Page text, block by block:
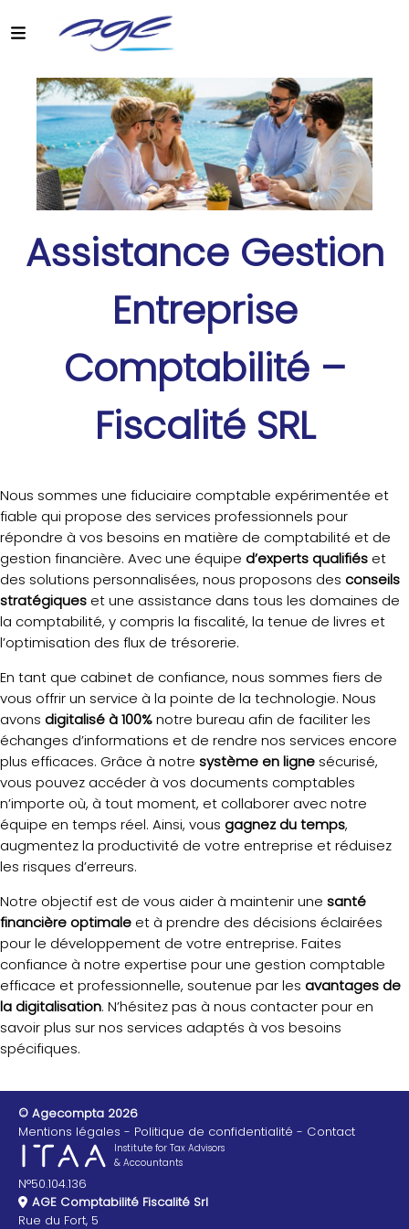
Assistance Gestion
Entreprise
Comptabilité –
Fiscalité SRL
Nous sommes une fiduciaire comptable expérimentée et
fiable qui propose des services professionnels pour
répondre à vos besoins en matière de comptabilité et de
gestion financière. Avec une équipe d’experts qualifiés et
des solutions personnalisées, nous proposons des conseils
stratégiques et une assistance dans tous les domaines de
la comptabilité, y compris la fiscalité, la tenue de livres et
l’optimisation des flux de trésorerie.
En tant que cabinet de confiance, nous sommes fiers de
vous offrir un service à la pointe de la technologie. Nous
avons digitalisé à 100%notre bureau afin de faciliter les
échanges d’informations et de rendre nos services encore
plus efficaces. Grâce à notre système en ligne sécurisé,
vous pouvez accéder à vos documents comptables
n’importe où, à tout moment, et collaborer avec notre
équipe en temps réel. Ainsi, vous gagnez du temps,
augmentez la productivité de votre entreprise et réduisez
les risques d’erreurs.
Notre objectif est de vous aider à maintenir une santé
financière optimale et à prendre des décisions éclairées
pour le développement de votre entreprise. Faites
confiance à notre expertise pour une gestion comptable
efficace et professionnelle, soutenue par les avantages de
la digitalisation. N’hésitez pas à nous contacter pour en
savoir plus sur nos services adaptés à vos besoins
spécifiques.
© Agecompta 2026
Mentions légales
Politique de confidentialité Contact
Institute for Tax Advisors
& Accountants
N°50.104.136
AGE Comptabilité Fiscalité Srl
Rue du Fort, 5